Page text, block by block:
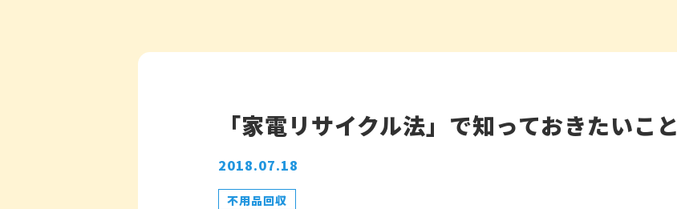
「家電リサイクル法」で知っておきたいこと
2018.07.18
不用品回収